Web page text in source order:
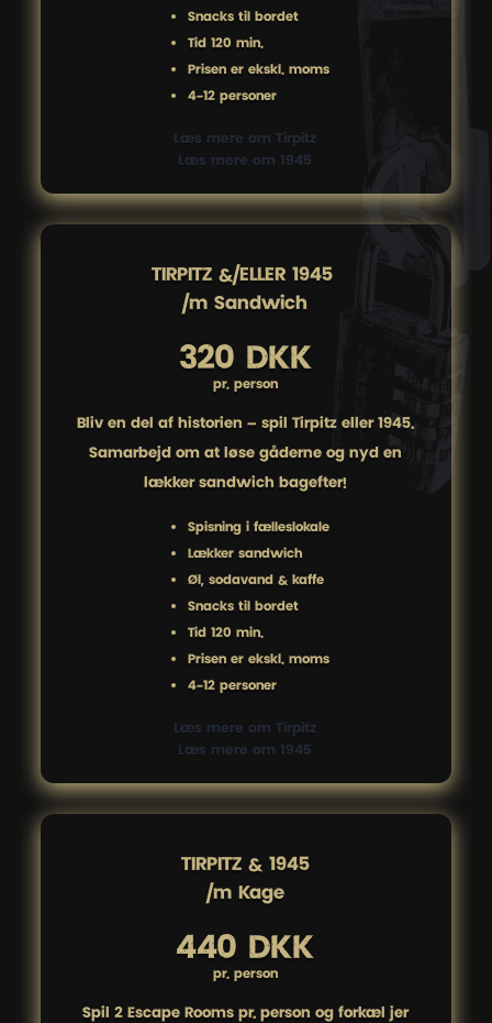
Snacks til bordet
Tid 120 min.
Prisen er ekskl. moms
4-12 personer
Læs mere om Tirpitz
Læs mere om 1945
TIRPITZ &/ELLER 1945
/m Sandwich
320 DKK
pr. person
Bliv en del af historien – spil Tirpitz eller 1945.
Samarbejd om at løse gåderne og nyd en
lækker sandwich bagefter!
Spisning i fælleslokale
Lækker sandwich
Øl, sodavand & kaffe
Snacks til bordet
Tid 120 min.
Prisen er ekskl. moms
4-12 personer
Læs mere om Tirpitz
Læs mere om 1945
TIRPITZ & 1945
/m Kage
440 DKK
pr. person
Spil 2 Escape Rooms pr. person og forkæl jer